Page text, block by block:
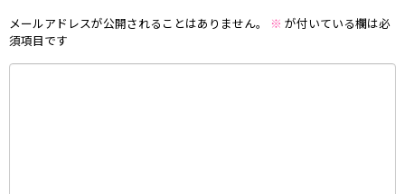
メールアドレスが公開されることはありません。 ※ が付いている欄は必
須項目です